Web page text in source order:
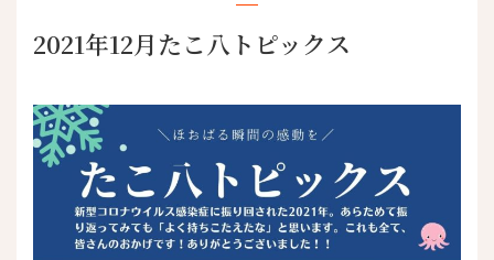
2021年12月たこ八トピックス